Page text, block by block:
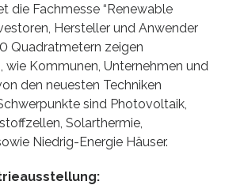
die Fachmesse “Renewable
Hersteller und Anwender
Quadratmetern zeigen
wie Kommunen, Unternehmen und
den neuesten Techniken
sind Photovoltaik,
Solarthermie,
Niedrig-Energie Häuser.